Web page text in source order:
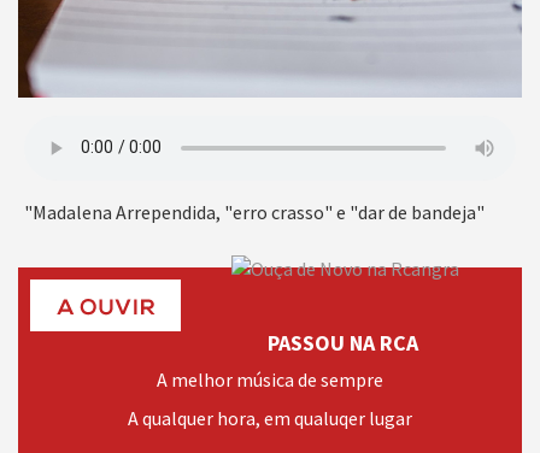
"Madalena Arrependida, "erro crasso" e "dar de bandeja"
PASSOU NA RCA
A melhor música de sempre
A qualquer hora, em qualuqer lugar